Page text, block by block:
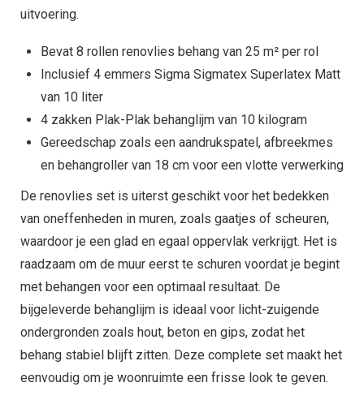
uitvoering.
Bevat 8 rollen renovlies behang van 25 m² per rol
Inclusief 4 emmers Sigma Sigmatex Superlatex Matt
van 10 liter
4 zakken Plak-Plak behanglijm van 10 kilogram
Gereedschap zoals een aandrukspatel, afbreekmes
en behangroller van 18 cm voor een vlotte verwerking
De renovlies set is uiterst geschikt voor het bedekken
van oneffenheden in muren, zoals gaatjes of scheuren,
waardoor je een glad en egaal oppervlak verkrijgt. Het is
raadzaam om de muur eerst te schuren voordat je begint
met behangen voor een optimaal resultaat. De
bijgeleverde behanglijm is ideaal voor licht-zuigende
ondergronden zoals hout, beton en gips, zodat het
behang stabiel blijft zitten. Deze complete set maakt het
eenvoudig om je woonruimte een frisse look te geven.